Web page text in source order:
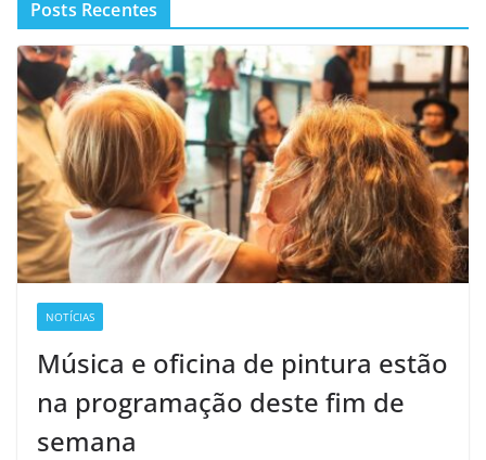
Posts Recentes
NOTÍCIAS
Música e oficina de pintura estão
na programação deste fim de
semana